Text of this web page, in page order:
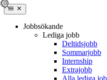
Jobbsökande
Lediga jobb
Deltidsjobb
Sommarjobb
Internship
Extrajobb
Alla lediga